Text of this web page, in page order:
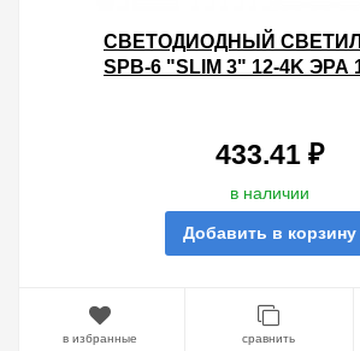
CВЕТОДИОДНЫЙ
SPB-6 "SLIM 3" 12-4K ЭРА
433.41 ₽
в наличии
Добавить в корзину
в избранные сравнить